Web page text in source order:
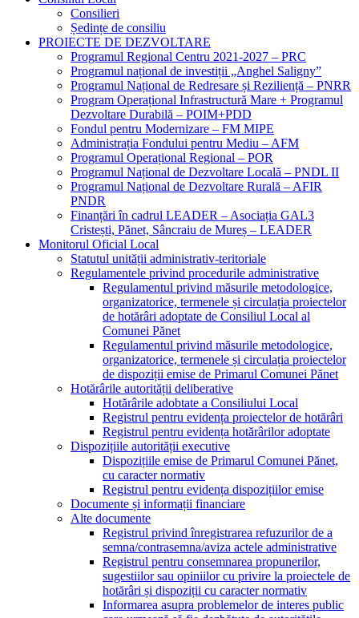
Consilieri
Ședințe de consiliu
PROIECTE DE DEZVOLTARE
Programul Regional Centru 2021-2027 – PRC
Programul național de investiții „Anghel Saligny”
Programul Național de Redresare și Reziliență – PNRR
Program Operațional Infrastructură Mare + Programul
Dezvoltare Durabilă – POIM+PDD
Fondul pentru Modernizare – FM MIPE
Administrația Fondului pentru Mediu – AFM
Programul Operațional Regional – POR
Programul Național de Dezvoltare Locală – PNDL II
Programul Național de Dezvoltare Rurală – AFIR
PNDR
Finanțări în cadrul LEADER – Asociația GAL3
Cristești, Pănet, Sâncraiu de Mureș – LEADER
Monitorul Oficial Local
Statutul unității administrativ-teritoriale
Regulamentele privind procedurile administrative
Regulamentul privind măsurile metodologice,
organizatorice, termenele și circulația proiectelor
de hotărâri adoptate de Consiliul Local al
Comunei Pănet
Regulamentul privind măsurile metodologice,
organizatorice, termenele și circulația proiectelor
de dispoziții emise de Primarul Comunei Pănet
Hotărârile autorității deliberative
Hotărârile adobtate a Consiliului Local
Registrul pentru evidența proiectelor de hotărâri
Registrul pentru evidența hotărârilor adoptate
Dispozițiile autorității executive
Dispozițiile emise de Primarul Comunei Pănet,
cu caracter normativ
Registrul pentru evidența dispozițiilor emise
Documente și informații financiare
Alte documente
Registrul privind înregistrarea refuzurilor de a
semna/contrasemna/aviza actele administrative
Registrul pentru consemnarea propunerilor,
sugestiilor sau opiniilor cu privire la proiectele de
hotărâri și dispoziții cu caracter normativ
Informarea asupra problemelor de interes public